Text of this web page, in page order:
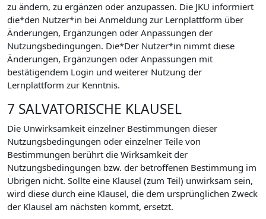
zu ändern, zu ergänzen oder anzupassen. Die JKU informiert
die*den Nutzer*in bei Anmeldung zur Lernplattform über
Änderungen, Ergänzungen oder Anpassungen der
Nutzungsbedingungen. Die*Der Nutzer*in nimmt diese
Änderungen, Ergänzungen oder Anpassungen mit
bestätigendem Login und weiterer Nutzung der
Lernplattform zur Kenntnis.
7 SALVATORISCHE KLAUSEL
Die Unwirksamkeit einzelner Bestimmungen dieser
Nutzungsbedingungen oder einzelner Teile von
Bestimmungen berührt die Wirksamkeit der
Nutzungsbedingungen bzw. der betroffenen Bestimmung im
Übrigen nicht. Sollte eine Klausel (zum Teil) unwirksam sein,
wird diese durch eine Klausel, die dem ursprünglichen Zweck
der Klausel am nächsten kommt, ersetzt.